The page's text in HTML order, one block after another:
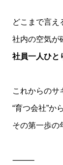
どこまで言え
社内の空気が
社員一人ひと
これからのサ
“育つ会社”か
その第一歩の
⸻